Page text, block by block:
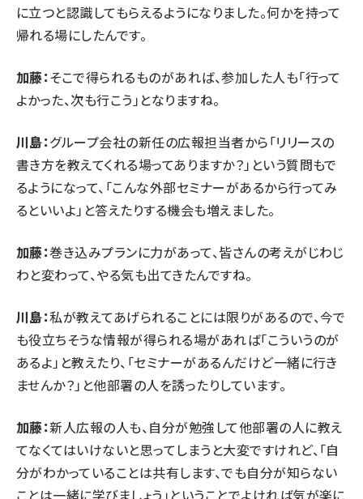
に立つと認識してもらえるようになりました。何かを持って
帰れる場にしたんです。
加藤：そこで得られるものがあれば、参加した人も「行って
よかった、次も行こう」となりますね。
川島：グループ会社の新任の広報担当者から「リリースの
書き方を教えてくれる場ってありますか？」という質問もで
るようになって、「こんな外部セミナーがあるから行ってみ
るといいよ」と答えたりする機会も増えました。
加藤：巻き込みプランに力があって、皆さんの考えがじわじ
わと変わって、やる気も出てきたんですね。
川島：私が教えてあげられることには限りがあるので、今で
も役立ちそうな情報が得られる場があれば「こういうのが
あるよ」と教えたり、「セミナーがあるんだけど一緒に行き
ませんか？」と他部署の人を誘ったりしています。
加藤：新人広報の人も、自分が勉強して他部署の人に教え
てなくてはいけないと思ってしまうと大変ですけれど、「自
分がわかっていることは共有します、でも自分が知らない
ことは一緒に学びましょう」ということでよければ気が楽に